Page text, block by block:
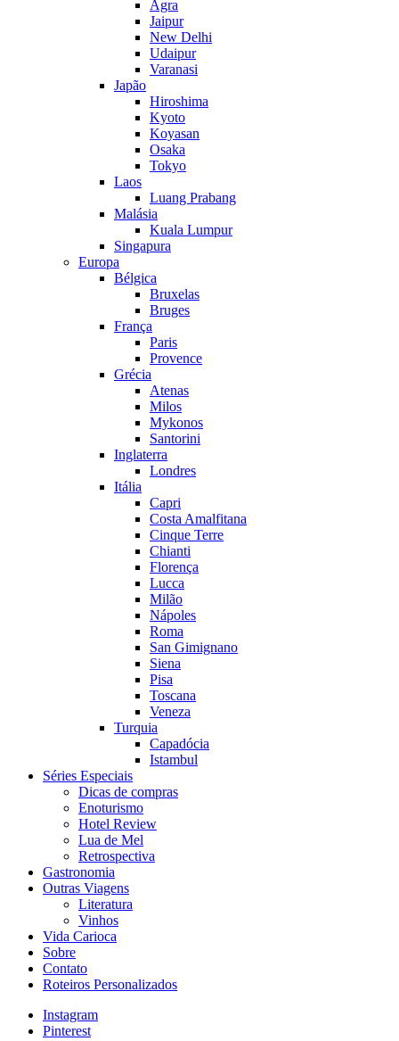
Agra
Jaipur
New Delhi
Udaipur
Varanasi
Japão
Hiroshima
Kyoto
Koyasan
Osaka
Tokyo
Laos
Luang Prabang
Malásia
Kuala Lumpur
Singapura
Europa
Bélgica
Bruxelas
Bruges
França
Paris
Provence
Grécia
Atenas
Milos
Mykonos
Santorini
Inglaterra
Londres
Itália
Capri
Costa Amalfitana
Cinque Terre
Chianti
Florença
Lucca
Milão
Nápoles
Roma
San Gimignano
Siena
Pisa
Toscana
Veneza
Turquia
Capadócia
Istambul
Séries Especiais
Dicas de compras
Enoturismo
Hotel Review
Lua de Mel
Retrospectiva
Gastronomia
Outras Viagens
Literatura
Vinhos
Vida Carioca
Sobre
Contato
Roteiros Personalizados
Instagram
Pinterest